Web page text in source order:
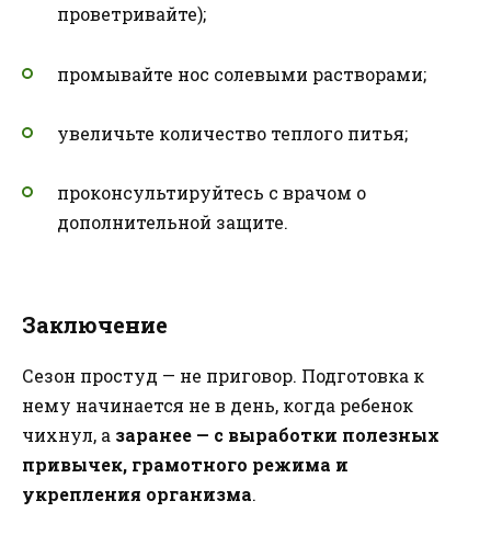
проветривайте);
промывайте нос солевыми растворами;
увеличьте количество теплого питья;
проконсультируйтесь с врачом о
дополнительной защите.
Заключение
Сезон простуд — не приговор. Подготовка к
нему начинается не в день, когда ребенок
чихнул, а заранее — с выработки полезных
привычек, грамотного режима и
укрепления организма.